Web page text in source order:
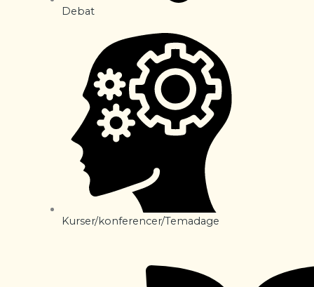
Debat
Kurser/konferencer/Temadage